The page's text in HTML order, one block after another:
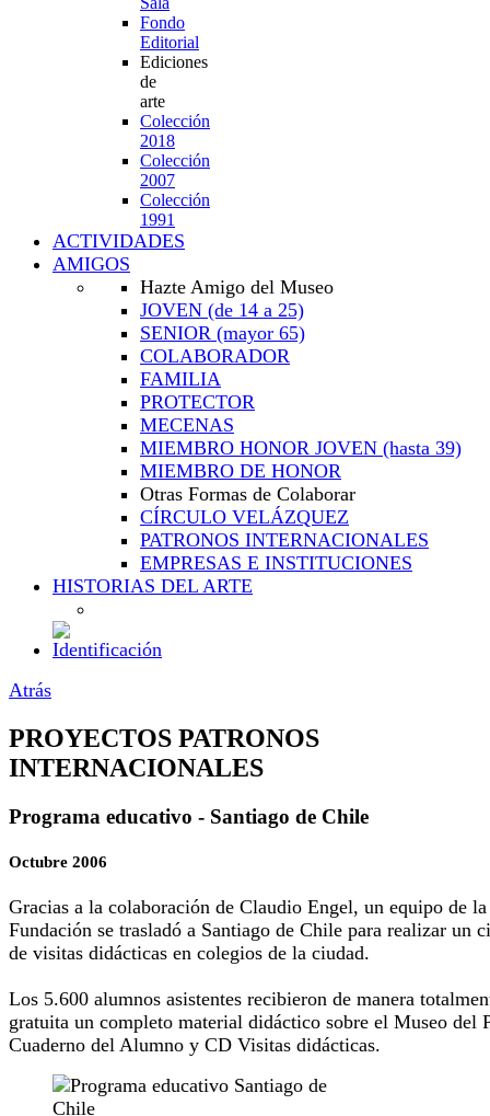
Fondo
Editorial
Ediciones
de
arte
Colección
2018
Colección
2007
Colección
1991
ACTIVIDADES
AMIGOS
Hazte Amigo del Museo
JOVEN (de 14 a 25)
SENIOR (mayor 65)
COLABORADOR
FAMILIA
PROTECTOR
MECENAS
MIEMBRO HONOR JOVEN (hasta 39)
MIEMBRO DE HONOR
Otras Formas de Colaborar
CÍRCULO VELÁZQUEZ
PATRONOS INTERNACIONALES
EMPRESAS E INSTITUCIONES
HISTORIAS DEL ARTE
Atrás
PROYECTOS PATRONOS
INTERNACIONALES
Programa educativo - Santiago de Chile
Octubre 2006
Gracias a la colaboración de Claudio Engel, un equipo de la
Fundación se trasladó a Santiago de Chile para realizar un
de visitas didácticas en colegios de la ciudad.
Los 5.600 alumnos asistentes recibieron de manera
gratuita un completo material didáctico sobre el Museo del
Cuaderno del Alumno y CD Visitas didácticas.